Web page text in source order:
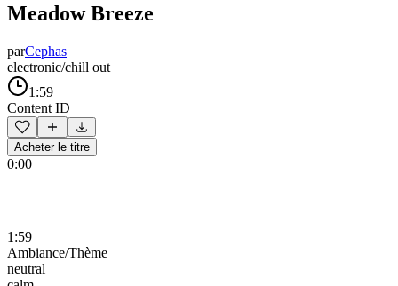
Meadow Breeze
parCephas
electronic/chill out
1:59
Content ID
Acheter le titre
0:00
1:59
Ambiance/Thème
neutral